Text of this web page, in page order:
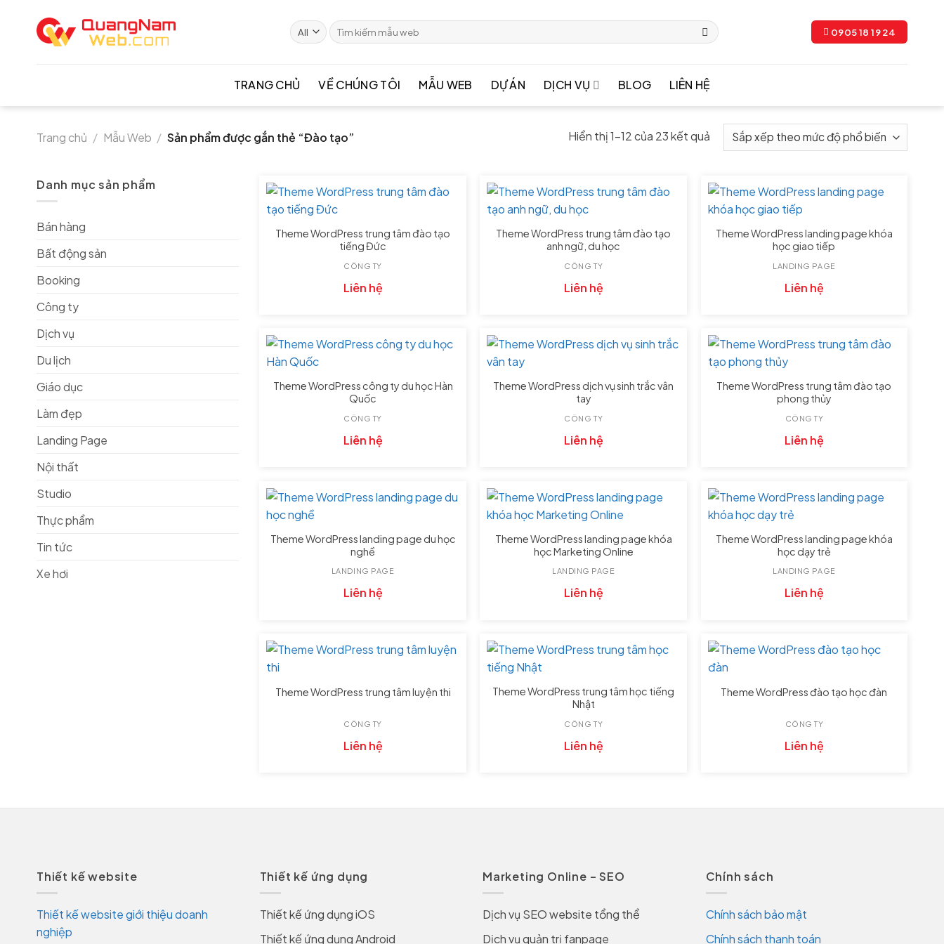
content
Tìm
kiếm:
0905 18 19 24
TRANG CHỦ VỀ CHÚNG TÔI MẪU WEB DỰ ÁN DỊCH VỤ BLOG LIÊN HỆ
Trang chủ / Mẫu Web / Sản phẩm được gắn thẻ “Đào tạo” Hiển thị 1–12 của 23 kết quả
Danh mục sản phẩm
Bán hàng
Bất động sản
Booking
Công ty
Dịch vụ
Du lịch
Giáo dục
Làm đẹp
Landing Page
Nội thất
Studio
Thực phẩm
Tin tức
Xe hơi
CÔNG TY
Theme WordPress trung tâm đào tạo
tiếng Đức
Liên hệ
CÔNG TY
Theme WordPress trung tâm đào tạo
anh ngữ, du học
Liên hệ
LANDING PAGE
Theme WordPress landing page khóa
học giao tiếp
Liên hệ
CÔNG TY
Theme WordPress công ty du học Hàn
Quốc
Liên hệ
CÔNG TY
Theme WordPress dịch vụ sinh trắc vân
tay
Liên hệ
CÔNG TY
Theme WordPress trung tâm đào tạo
phong thủy
Liên hệ
LANDING PAGE
Theme WordPress landing page du học
nghề
Liên hệ
LANDING PAGE
Theme WordPress landing page khóa
học Marketing Online
Liên hệ
LANDING PAGE
Theme WordPress landing page khóa
học dạy trẻ
Liên hệ
CÔNG TY
Theme WordPress trung tâm luyện thi
Liên hệ
CÔNG TY
Theme WordPress trung tâm học tiếng
Nhật
Liên hệ
CÔNG TY
Theme WordPress đào tạo học đàn
Liên hệ
Thiết kế website
Thiết kế website giới thiệu doanh
nghiệp
Thiết kế ứng dụng
Thiết kế ứng dụng iOS
Thiết kế ứng dụng Android
Marketing Online – SEO
Dịch vụ SEO website tổng thể
Dịch vụ quản trị fanpage
Chính sách
Chính sách bảo mật
Chính sách thanh toán